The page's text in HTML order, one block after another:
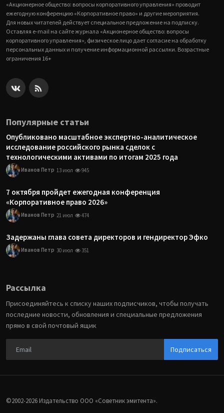
«Акционерное общество: вопросы корпоративного управления» проводит
ежегодную конференцию «Корпоративное право» и другие мероприятия.
Для новых читателей действует специальное предложение на подписку.
Оставляя e-mail на сайте журнала «Акционерное общество: вопросы
корпоративного управления», физическое лицо дает согласие на обработку
персональных данных и получение информационной рассылки. Возрастные
ограничения 16+
Популярные статьи
Опубликовано масштабное экспертно-аналитическое
исследование российского рынка сделок с
технологическими активами по итогам 2025 года
Иванов Петр 13 июл 945
7 октября пройдет ежегодная конференция
«Корпоративное право 2026»
Иванов Петр 21 июл 474
Задержаны глава совета директоров и гендиректор Эфко
Иванов Петр 30 июл 351
Рассылка
Присоединяйтесь к списку наших подписчиков, чтобы получать
последние новости, обновления и специальные предложения
прямо в свой почтовый ящик
Подписаться
©2002-2026 Издательство ООО «‎Советник эмитента».